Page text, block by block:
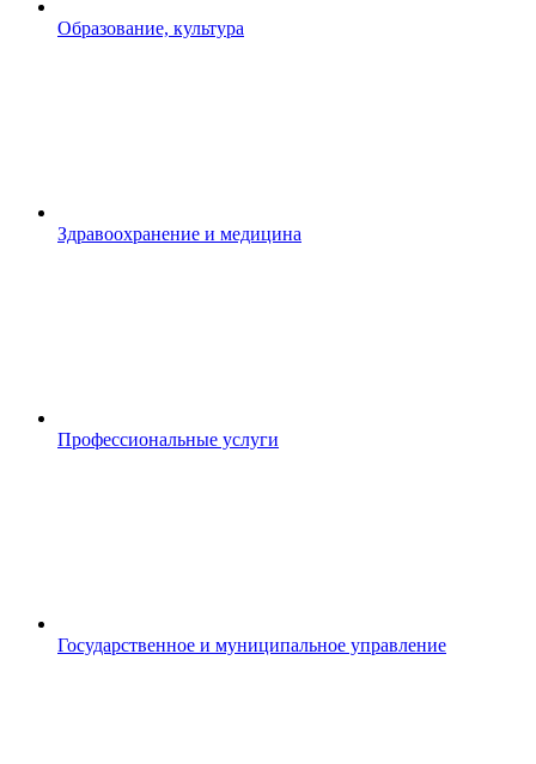
Образование, культура
Здравоохранение и медицина
Профессиональные услуги
Государственное и муниципальное управление